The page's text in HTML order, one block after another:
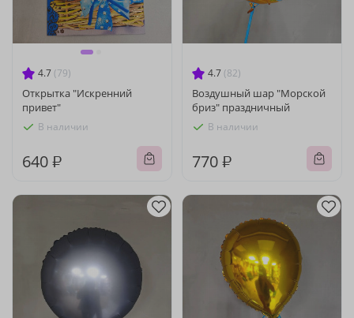
4.7 (79)
Открытка "Искренний
привет"
В наличии
640 ₽
4.7 (82)
Воздушный шар "Морской
бриз" праздничный
В наличии
770 ₽